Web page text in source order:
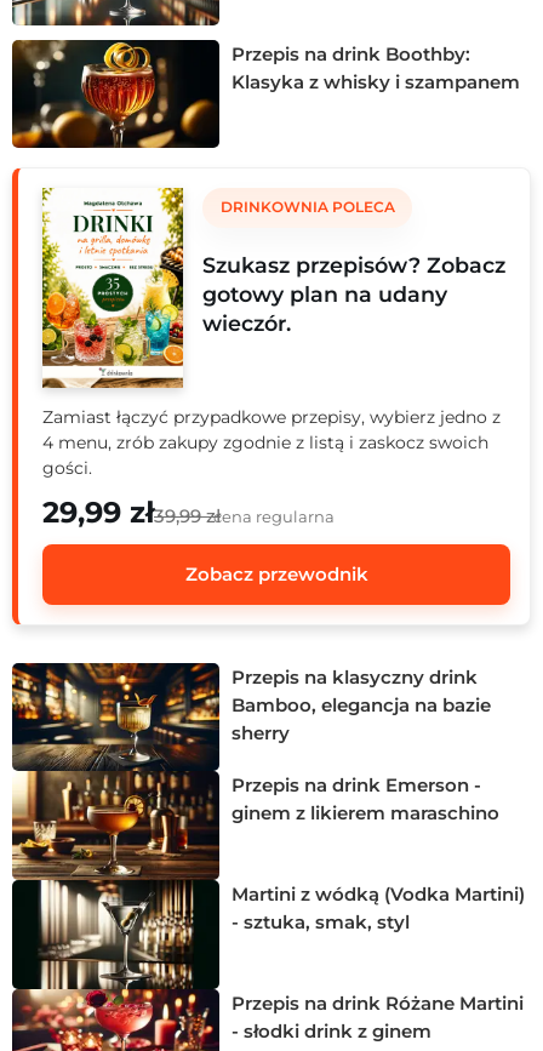
Przepis na drink Boothby:
Klasyka z whisky i szampanem
DRINKOWNIA POLECA
Szukasz przepisów? Zobacz
gotowy plan na udany
wieczór.
Zamiast łączyć przypadkowe przepisy, wybierz jedno z
4 menu, zrób zakupy zgodnie z listą i zaskocz swoich
gości.
29,99 zł39,99 złcena regularna
Zobacz przewodnik
Przepis na klasyczny drink
Bamboo, elegancja na bazie
sherry
Przepis na drink Emerson -
ginem z likierem maraschino
Martini z wódką (Vodka Martini)
- sztuka, smak, styl
Przepis na drink Różane Martini
- słodki drink z ginem